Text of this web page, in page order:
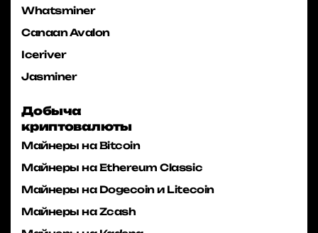
Whatsminer
Canaan Avalon
Iceriver
Jasminer
Добыча
криптовалюты
Майнеры на Bitcoin
Майнеры на Ethereum Classic
Майнеры на Dogecoin и Litecoin
Майнеры на Zcash